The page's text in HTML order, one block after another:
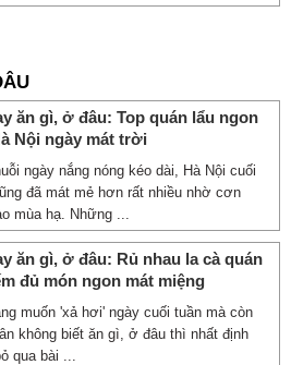
ăn gì, ở đâu: Top quán lẩu ngon
Nội ngày mát trời
ngày nắng nóng kéo dài, Hà Nội cuối
đã mát mẻ hơn rất nhiều nhờ cơn
mùa hạ. Những ...
ăn gì, ở đâu: Rủ nhau la cà quán
đủ món ngon mát miệng
muốn 'xả hơi' ngày cuối tuần mà còn
không biết ăn gì, ở đâu thì nhất định
qua bài ...